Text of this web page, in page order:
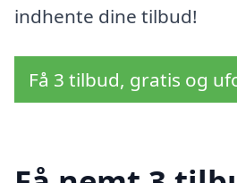
indhente dine tilbud!
Få 3 tilbud, gratis og